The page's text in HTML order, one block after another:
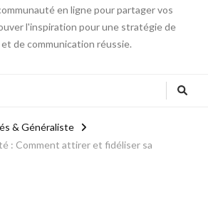
en ligne pour partager vos
l'inspiration pour une stratégie de
de communication réussie.
& Généraliste
: Comment attirer et fidéliser sa